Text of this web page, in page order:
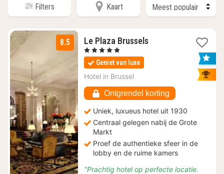
Filters Kaart
8.5 Le Plaza Brussels1
, 5 Sterren
Geniet van luxe
Hotel in Brussel
Ontgrendel korting
Uniek, luxueus hotel uit 1930
Centraal gelegen nabij de Grote
Markt
Proef de authentieke sfeer in de
lobby en de ruime kamers
"Prachtig hotel op perfecte locatie.